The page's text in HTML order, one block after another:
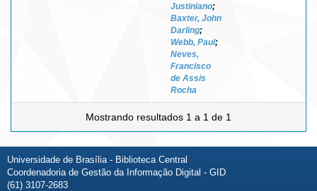
Justiniano;
Baxter, John
Darling;
Webb, Paul;
Neves,
Francisco
de Assis
Rocha
Mostrando resultados 1 a 1 de 1
Universidade de Brasília - Biblioteca Central
Coordenadoria de Gestão da Informação Digital - GID
(61) 3107-2683